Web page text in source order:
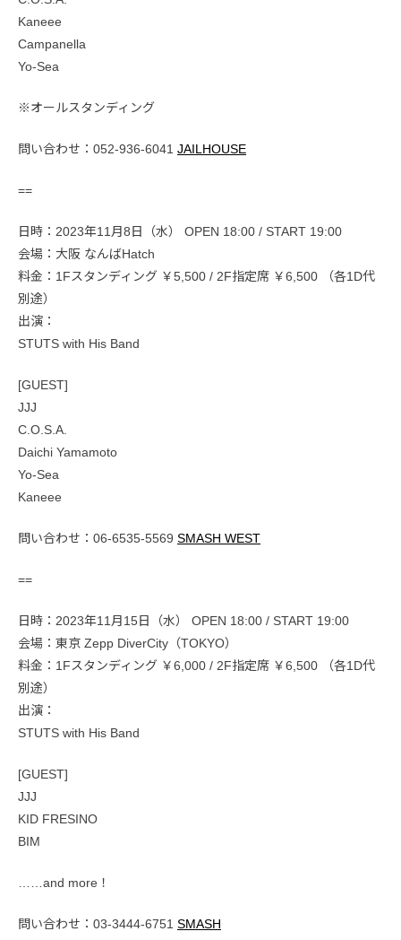
Kaneee
Campanella
Yo-Sea
※オールスタンディング
問い合わせ：052-936-6041 JAILHOUSE
==
日時：2023年11月8日（水） OPEN 18:00 / START 19:00
会場：大阪 なんばHatch
料金：1Fスタンディング ￥5,500 / 2F指定席 ￥6,500 （各1D代
別途）
出演：
STUTS with His Band
[GUEST]
JJJ
C.O.S.A.
Daichi Yamamoto
Yo-Sea
Kaneee
問い合わせ：06-6535-5569 SMASH WEST
==
日時：2023年11月15日（水） OPEN 18:00 / START 19:00
会場：東京 Zepp DiverCity（TOKYO）
料金：1Fスタンディング ￥6,000 / 2F指定席 ￥6,500 （各1D代
別途）
出演：
STUTS with His Band
[GUEST]
JJJ
KID FRESINO
BIM
……and more！
問い合わせ：03-3444-6751 SMASH